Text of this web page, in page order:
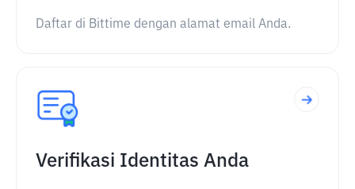
Daftar di Bittime dengan alamat email Anda.
Verifikasi Identitas Anda